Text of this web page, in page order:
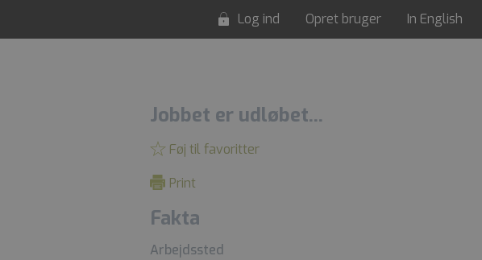
Log ind Opret bruger In English
Jobbet er udløbet...
Føj til favoritter
Print
Fakta
Arbejdssted